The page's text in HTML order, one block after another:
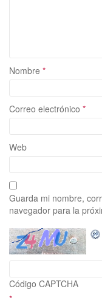
Nombre *
Correo electrónico *
Web
Guarda mi nombre,
navegador para la
Código CAPTCHA
*